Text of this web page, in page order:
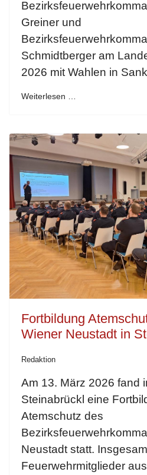
Greiner und
Schmidtberger am
2026 mit Wahlen in
Weiterlesen …
Fortbildung
Wiener Neustadt in
Redaktion
Am 13. März 2026 fand
Steinabrückl eine
Atemschutz des
Neustadt statt.
Feuerwehrmitglieder